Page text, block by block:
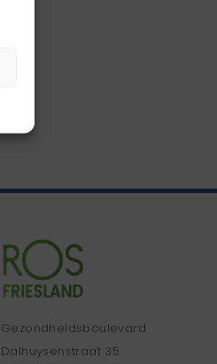
Gezondheidsboulevard
Dalhuysenstraat 35